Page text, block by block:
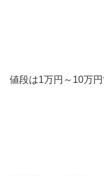
値段は1万円～10万円